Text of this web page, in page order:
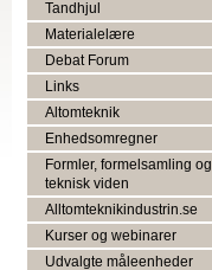
Tandhjul
Materialelære
Debat Forum
Links
Altomteknik
Enhedsomregner
Formler, formelsamling og
teknisk viden
Alltomteknikindustrin.se
Kurser og webinarer
Udvalgte måleenheder